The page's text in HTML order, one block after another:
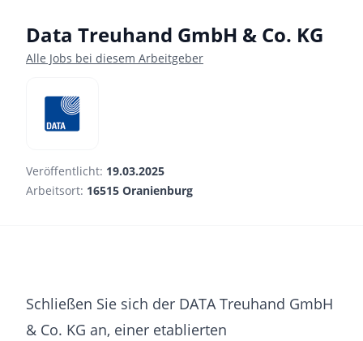
Data Treuhand GmbH & Co. KG
Alle Jobs bei diesem Arbeitgeber
Veröffentlicht: 19.03.2025
Arbeitsort: 16515 Oranienburg
Schließen Sie sich der DATA Treuhand GmbH
& Co. KG an, einer etablierten